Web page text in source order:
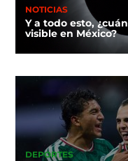
NOTICIAS
Y a todo esto,
visible en México?
DEPORTES